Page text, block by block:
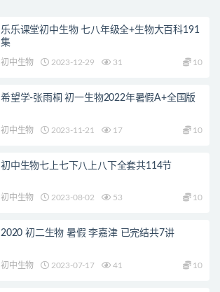
乐乐课堂初中生物 七八年级全+生物大百科191
集
初中生物 2023-12-29 31 10
希望学-张雨桐 初一生物2022年暑假A+全国版
初中生物 2023-11-21 17 10
初中生物七上七下八上八下全套共114节
初中生物 2023-08-02 53 10
2020 初二生物 暑假 李嘉津 已完结共7讲
初中生物 2023-07-17 41 10